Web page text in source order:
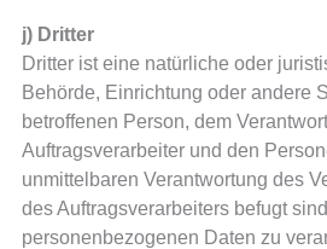
j) Dritter
Dritter ist eine natürliche oder
Behörde, Einrichtung oder andere
betroffenen Person, dem
Auftragsverarbeiter und den
unmittelbaren Verantwortung des
des Auftragsverarbeiters befugt
personenbezogenen Daten zu